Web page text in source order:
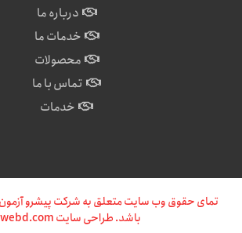
درباره ما
خدمات ما
محصولات
تماس با ما
خدمات
تمای حقوق وب سایت متعلق به شرکت پیشرو آزمون
باشد. طراحی سایت irwebd.com